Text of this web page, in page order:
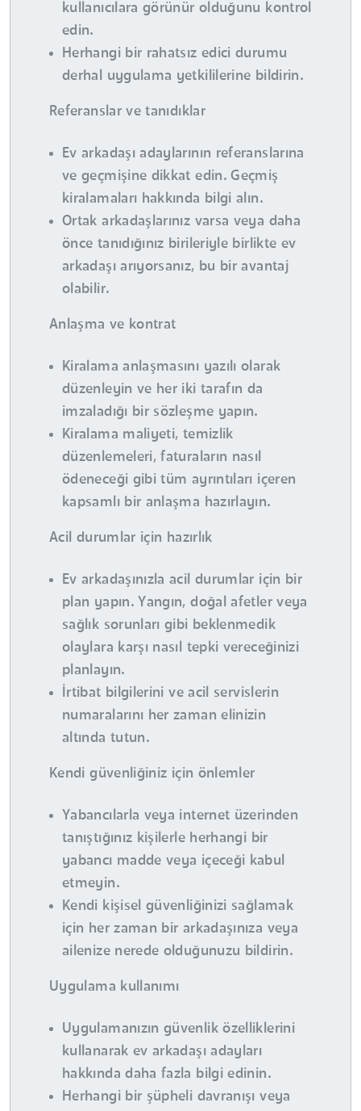
kullanıcılara görünür olduğunu kontrol
edin.
Herhangi bir rahatsız edici durumu
derhal uygulama yetkililerine bildirin.
Referanslar ve tanıdıklar
Ev arkadaşı adaylarının referanslarına
ve geçmişine dikkat edin. Geçmiş
kiralamaları hakkında bilgi alın.
Ortak arkadaşlarınız varsa veya daha
önce tanıdığınız birileriyle birlikte ev
arkadaşı arıyorsanız, bu bir avantaj
olabilir.
Anlaşma ve kontrat
Kiralama anlaşmasını yazılı olarak
düzenleyin ve her iki tarafın da
imzaladığı bir sözleşme yapın.
Kiralama maliyeti, temizlik
düzenlemeleri, faturaların nasıl
ödeneceği gibi tüm ayrıntıları içeren
kapsamlı bir anlaşma hazırlayın.
Acil durumlar için hazırlık
Ev arkadaşınızla acil durumlar için bir
plan yapın. Yangın, doğal afetler veya
sağlık sorunları gibi beklenmedik
olaylara karşı nasıl tepki vereceğinizi
planlayın.
İrtibat bilgilerini ve acil servislerin
numaralarını her zaman elinizin
altında tutun.
Kendi güvenliğiniz için önlemler
Yabancılarla veya internet üzerinden
tanıştığınız kişilerle herhangi bir
yabancı madde veya içeceği kabul
etmeyin.
Kendi kişisel güvenliğinizi sağlamak
için her zaman bir arkadaşınıza veya
ailenize nerede olduğunuzu bildirin.
Uygulama kullanımı
Uygulamanızın güvenlik özelliklerini
kullanarak ev arkadaşı adayları
hakkında daha fazla bilgi edinin.
Herhangi bir şüpheli davranışı veya